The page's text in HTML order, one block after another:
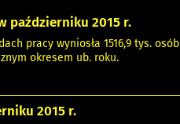
październiku 2015 r.
pracy wyniosła 1516,9 tys.
okresem ub. roku.
2015 r.